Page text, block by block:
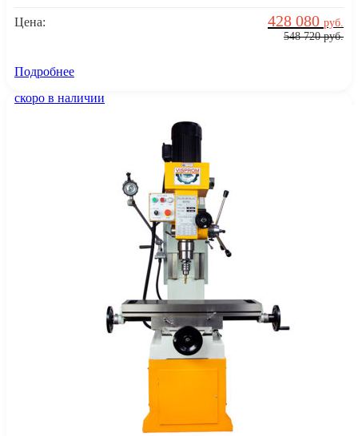
Цена:
548 720руб.
428 080 руб.
Подробнее
скоро в наличии